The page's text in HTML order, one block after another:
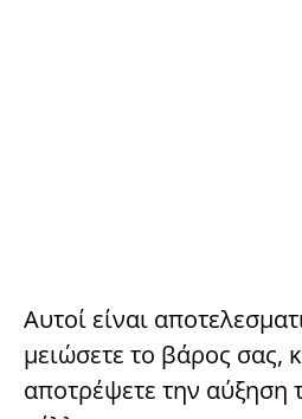
Αυτοί είναι
μειώσετε το βάρος σας,
αποτρέψετε την αύξηση